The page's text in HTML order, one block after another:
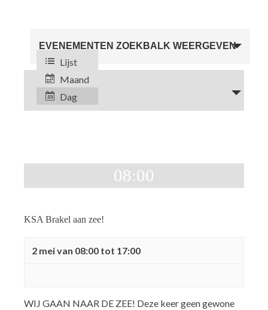
Zoeken
en
weergeven
navigatie
EVENEMENTEN ZOEKBALK WEERGEVEN
Evenement
weergaven
Dag
Lijst
Maand
Dag
08:00
KSA Brakel aan zee!
2 mei van 08:00 tot 17:00
WIJ GAAN NAAR DE ZEE! Deze keer geen gewone